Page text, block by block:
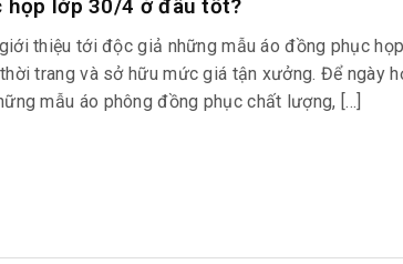
họp lớp 30/4 ở đâu tốt?
thiệu tới độc giả những mẫu áo đồng phục
trang và sở hữu mức giá tận xưởng. Để ngày
mẫu áo phông đồng phục chất lượng, […]